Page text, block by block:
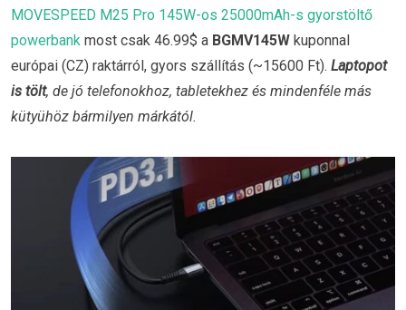
MOVESPEED M25 Pro 145W-os 25000mAh-s gyorstöltő
powerbank most csak 46.99$ a BGMV145W kuponnal
európai (CZ) raktárról, gyors szállítás (~15600 Ft). Laptopot
is tölt, de jó telefonokhoz, tabletekhez és mindenféle más
kütyühöz bármilyen márkától.